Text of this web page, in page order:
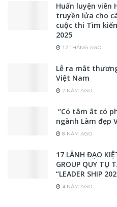
Huấn luyện viên
truyền lửa cho
cuộc thi Tìm
2025
12 THÁNG AGO
Lễ ra mắt
Việt Nam
2 NĂM AGO
“Có tâm ắt có
ngành Làm đẹp
8 NĂM AGO
17 LÃNH ĐẠO
GROUP QUY TỤ
“LEADER SHIP
4 NĂM AGO